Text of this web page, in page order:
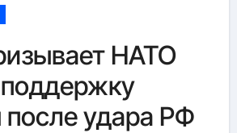
НАТО
удара РФ